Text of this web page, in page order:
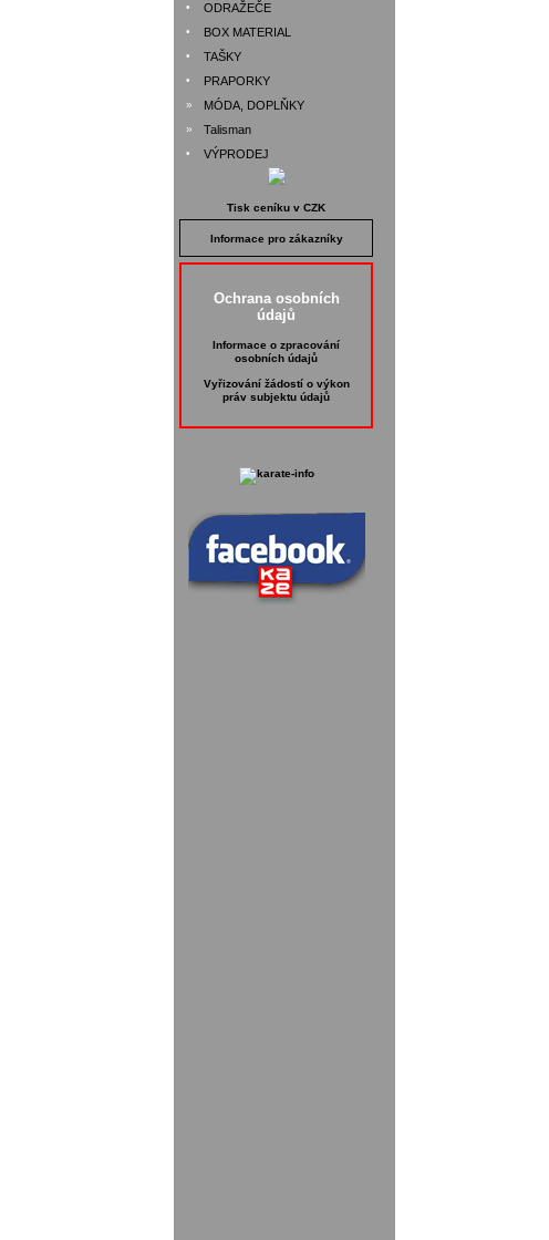
• ODRAŽEČE
• BOX MATERIAL
• TAŠKY
• PRAPORKY
» MÓDA, DOPLŇKY
» Talisman
• VÝPRODEJ
Tisk ceníku v CZK
Informace pro zákazníky
Ochrana osobních
údajů
Informace o zpracování
osobních údajů
Vyřizování žádostí o výkon
práv subjektu údajů